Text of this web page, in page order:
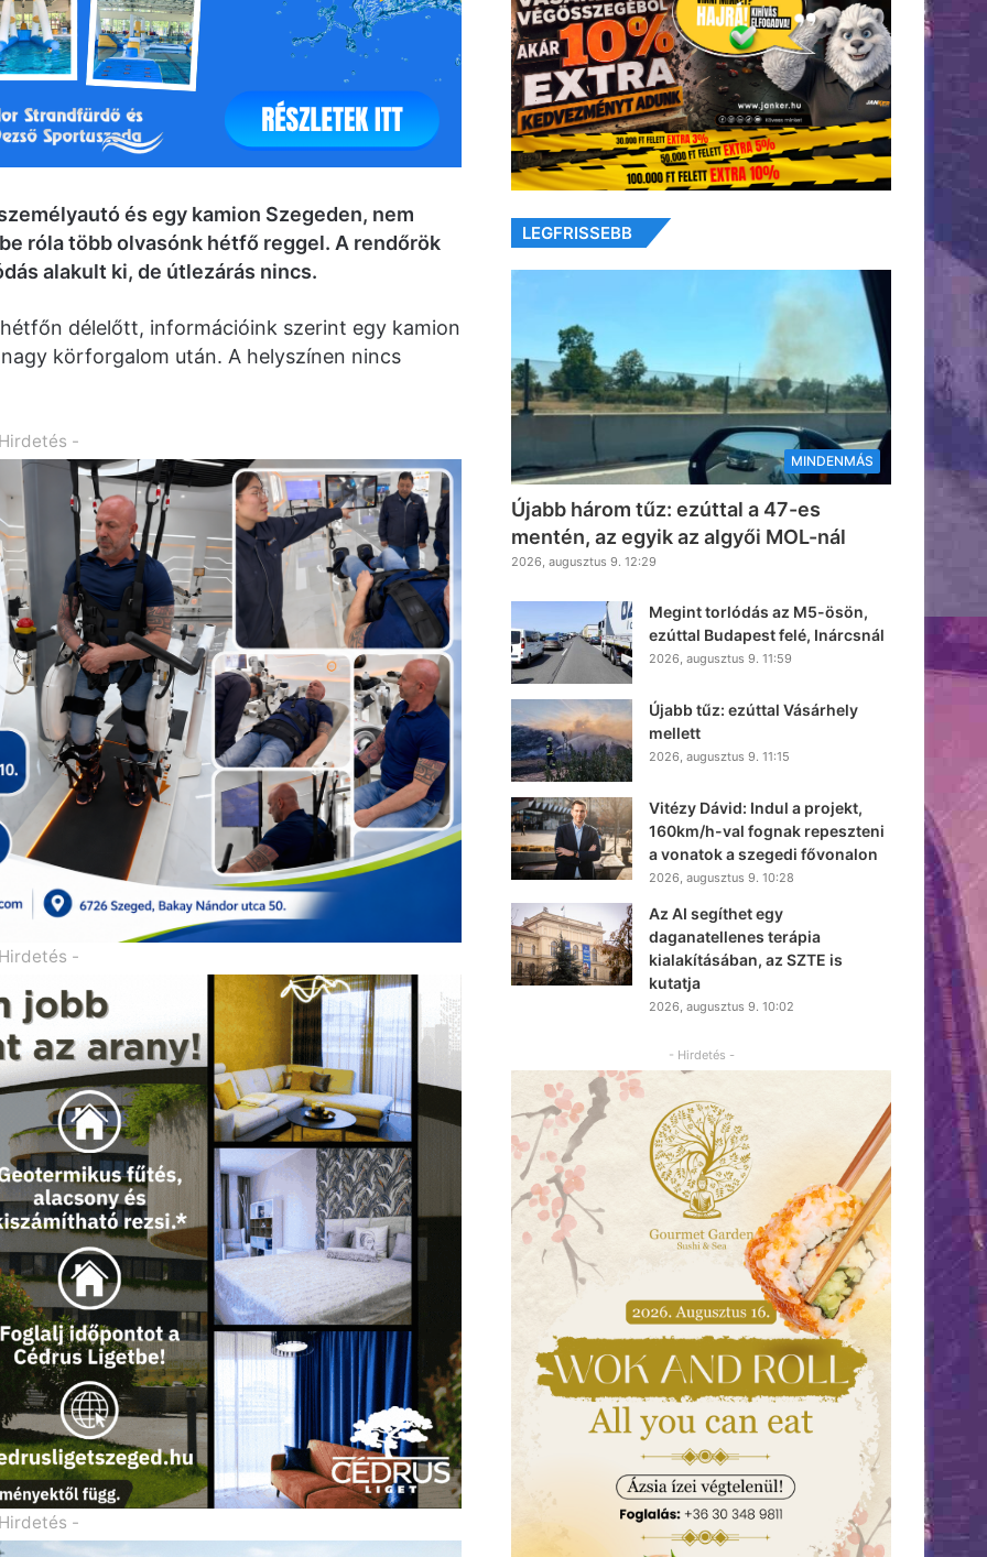
és egy kamion Szegeden, nem
róla több olvasónk hétfő reggel. A rendőrök
alakult ki, de útlezárás nincs.
délelőtt, információink szerint egy kamion
körforgalom után. A helyszínen nincs
-
-
-
LEGFRISSEBB
MINDENMÁS
Újabb három tűz: ezúttal a 47-es
mentén, az egyik az algyői MOL-nál
2026, augusztus 9. 12:29
Megint torlódás az M5-ösön,
ezúttal Budapest felé, Inárcsnál
2026, augusztus 9. 11:59
Újabb tűz: ezúttal Vásárhely
mellett
2026, augusztus 9. 11:15
Vitézy Dávid: Indul a projekt,
160km/h-val fognak repeszteni
a vonatok a szegedi fővonalon
2026, augusztus 9. 10:28
Az AI segíthet egy
daganatellenes terápia
kialakításában, az SZTE is
kutatja
2026, augusztus 9. 10:02
- Hirdetés -